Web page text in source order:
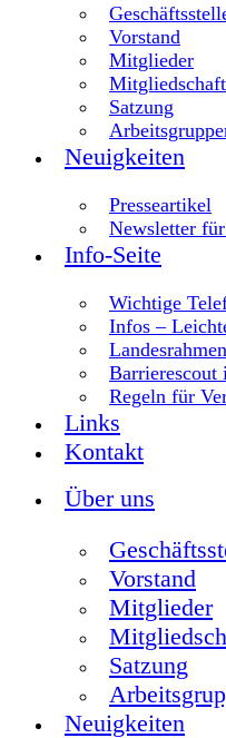
Vorstand
Mitglieder
Mitgliedschaft
Satzung
Neuigkeiten
Presseartikel
Newsletter
Info-Seite
Wichtige
Infos –
Barrierescout
Regeln für
Links
Kontakt
Über uns
Vorstand
Mitglieder
Satzung
Neuigkeiten